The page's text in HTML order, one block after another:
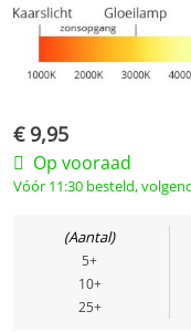
Duurzaamheid
Levensduur
Levensduur L90
Te vervangen vermogen
€ 9,95
Op vooraad
Vóór 11:30 besteld,
Aantal
5+
10+
25+